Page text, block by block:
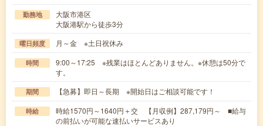
勤務地
大阪市港区
大阪港駅から徒歩3分
曜日頻度 月～金 ※土日祝休み
時間
9:00～17:25 ※残業はほとんどありません。※休憩は50分で
す。
期間 【急募】即日～長期 ※開始日はご相談可能です！
時給
時給1570円～1640円＋交 【月収例】287,179円～ ■給与
の前払いが可能な速払いサービスあり